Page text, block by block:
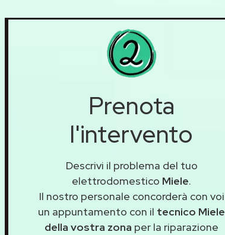
Prenota
l'intervento
Descrivi il problema del tuo
elettrodomestico Miele.
Il nostro personale concorderà con voi
un appuntamento con il tecnico Miele
della vostra zona per la riparazione